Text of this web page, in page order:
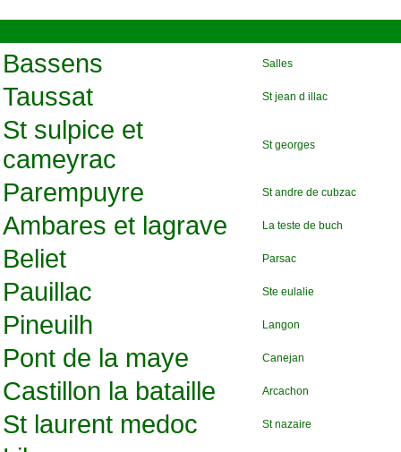
Bassens Salles
Taussat St jean d illac
St sulpice et
cameyrac
St georges
Parempuyre St andre de cubzac
Ambares et lagrave La teste de buch
Beliet Parsac
Pauillac Ste eulalie
Pineuilh Langon
Pont de la maye Canejan
Castillon la bataille Arcachon
St laurent medoc St nazaire